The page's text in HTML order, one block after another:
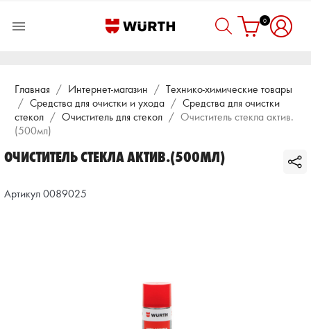
 0
Главная Интернет-магазин
Технико-химические товары
Средства для очистки и ухода
Средства для очистки
стекол
Очиститель для стекол
Очиститель стекла актив.
(500мл)
ОЧИСТИТЕЛЬ СТЕКЛА АКТИВ.(500МЛ)
Артикул 0089025